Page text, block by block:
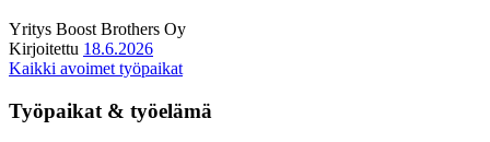
Yritys Boost Brothers Oy
Kirjoitettu 18.6.2026
Kaikki avoimet työpaikat
Työpaikat & työelämä